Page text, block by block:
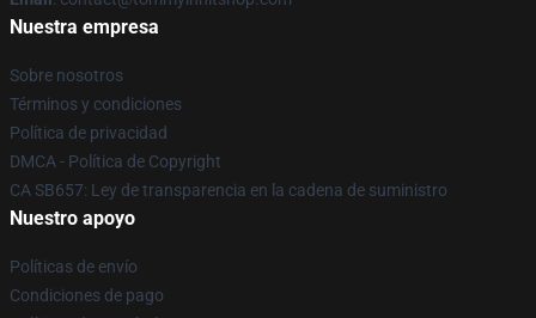
Nuestra empresa
Sobre nosotros
Términos y condiciones
Política de privacidad
DMCA - Política de Copyright
CA SB657: Ley de transparencia en la cadena de suministro
Nuestro apoyo
Políticas de envío
Condiciones de pago